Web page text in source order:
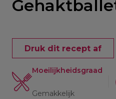
Druk dit recept af
Moeilijkheidsgraad
Gemakkelijk